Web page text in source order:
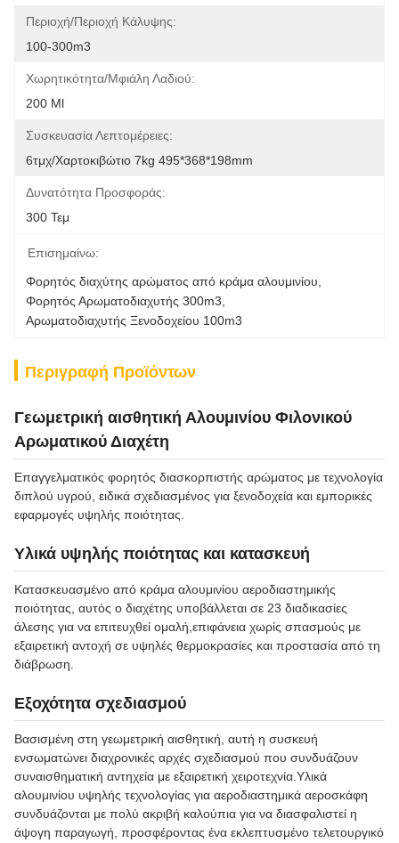
Περιοχή/Περιοχή Κάλυψης:
100-300m3
Χωρητικότητα/Μφιάλη Λαδιού:
200 Ml
Συσκευασία Λεπτομέρειες:
6τμχ/Χαρτοκιβώτιο 7kg 495*368*198mm
Δυνατότητα Προσφοράς:
300 Τεμ
Επισημαίνω:
Φορητός διαχύτης αρώματος από κράμα αλουμινίου
Φορητός Αρωματοδιαχυτής 300m3
Αρωματοδιαχυτής Ξενοδοχείου 100m3
Περιγραφή Προϊόντων
Γεωμετρική αισθητική Αλουμινίου Φιλονικού
Αρωματικού Διαχέτη
Επαγγελματικός φορητός διασκορπιστής αρώματος με τεχνολογία
διπλού υγρού, ειδικά σχεδιασμένος για ξενοδοχεία και εμπορικές
εφαρμογές υψηλής ποιότητας.
Υλικά υψηλής ποιότητας και κατασκευή
Κατασκευασμένο από κράμα αλουμινίου αεροδιαστημικής
ποιότητας, αυτός ο διαχέτης υποβάλλεται σε 23 διαδικασίες
άλεσης για να επιτευχθεί ομαλή,επιφάνεια χωρίς σπασμούς με
εξαιρετική αντοχή σε υψηλές θερμοκρασίες και προστασία από τη
διάβρωση.
Εξοχότητα σχεδιασμού
Βασισμένη στη γεωμετρική αισθητική, αυτή η συσκευή
ενσωματώνει διαχρονικές αρχές σχεδιασμού που συνδυάζουν
συναισθηματική αντηχεία με εξαιρετική χειροτεχνία.Υλικά
αλουμινίου υψηλής τεχνολογίας για αεροδιαστημικά αεροσκάφη
συνδυάζονται με πολύ ακριβή καλούπια για να διασφαλιστεί η
άψογη παραγωγή, προσφέροντας ένα εκλεπτυσμένο τελετουργικό